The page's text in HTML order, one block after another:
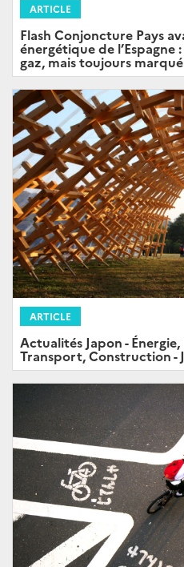
ARTICLE
Flash Conjoncture Pays
énergétique de
gaz, mais toujours
ARTICLE
Actualités Japon -
Transport, Construction -